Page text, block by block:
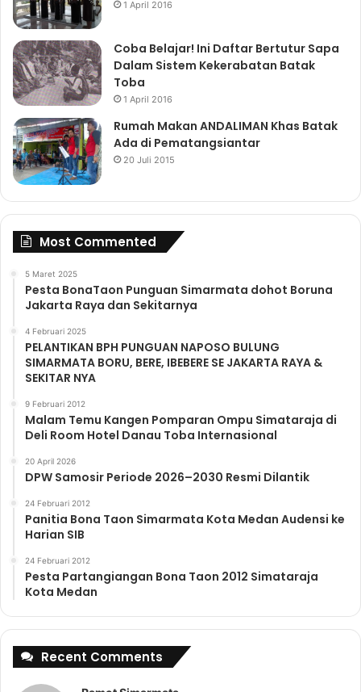
1 April 2016
Coba Belajar! Ini Daftar Bertutur Sapa
Dalam Sistem Kekerabatan Batak
Toba
1 April 2016
Rumah Makan ANDALIMAN Khas Batak
Ada di Pematangsiantar
20 Juli 2015
Most Commented
5 Maret 2025
Pesta BonaTaon Punguan Simarmata dohot Boruna
Jakarta Raya dan Sekitarnya
4 Februari 2025
PELANTIKAN BPH PUNGUAN NAPOSO BULUNG
SIMARMATA BORU, BERE, IBEBERE SE JAKARTA RAYA &
SEKITAR NYA
9 Februari 2012
Malam Temu Kangen Pomparan Ompu Simataraja di
Deli Room Hotel Danau Toba Internasional
20 April 2026
DPW Samosir Periode 2026–2030 Resmi Dilantik
24 Februari 2012
Panitia Bona Taon Simarmata Kota Medan Audensi ke
Harian SIB
24 Februari 2012
Pesta Partangiangan Bona Taon 2012 Simataraja
Kota Medan
Recent Comments